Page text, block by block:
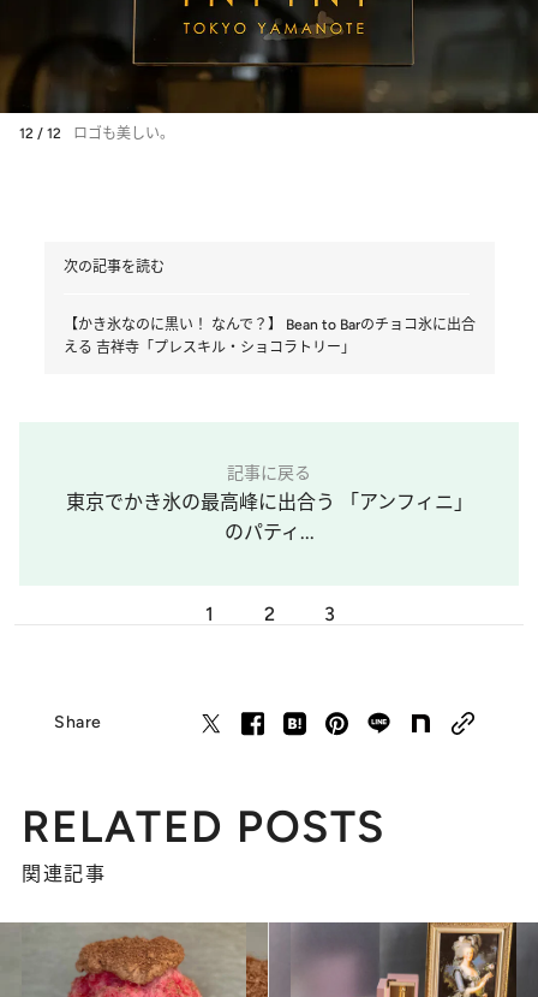
12 / 12 ロゴも美しい。
次の記事を読む
【かき氷なのに黒い！ なんで？】 Bean to Barのチョコ氷に出合
える 吉祥寺「プレスキル・ショコラトリー」
記事に戻る
東京でかき氷の最高峰に出合う 「アンフィニ」
のパティ...
1 2 3
Share
RELATED POSTS
関連記事